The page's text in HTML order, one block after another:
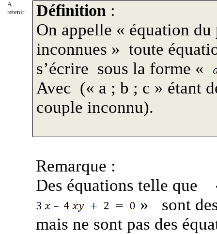
A
retenir
Définition :
On appelle « équation
inconnues » toute
s’écrire sous la forme «
Avec (« a ; b ; c » étant
couple inconnu).
Remarque :
Des équations telle que
»
sont
mais ne sont pas des